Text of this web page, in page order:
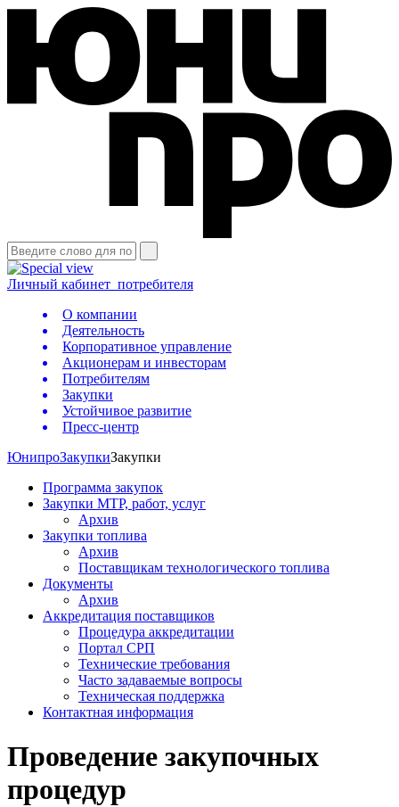
Личный кабинет потребителя
О компании
Деятельность
Корпоративное управление
Акционерам и инвесторам
Потребителям
Закупки
Устойчивое развитие
Пресс-центр
ЮнипроЗакупкиЗакупки
Программа закупок
Закупки МТР, работ, услуг
Архив
Закупки топлива
Архив
Поставщикам технологического топлива
Документы
Архив
Аккредитация поставщиков
Процедура аккредитации
Портал СРП
Технические требования
Часто задаваемые вопросы
Техническая поддержка
Контактная информация
Проведение закупочных
процедур